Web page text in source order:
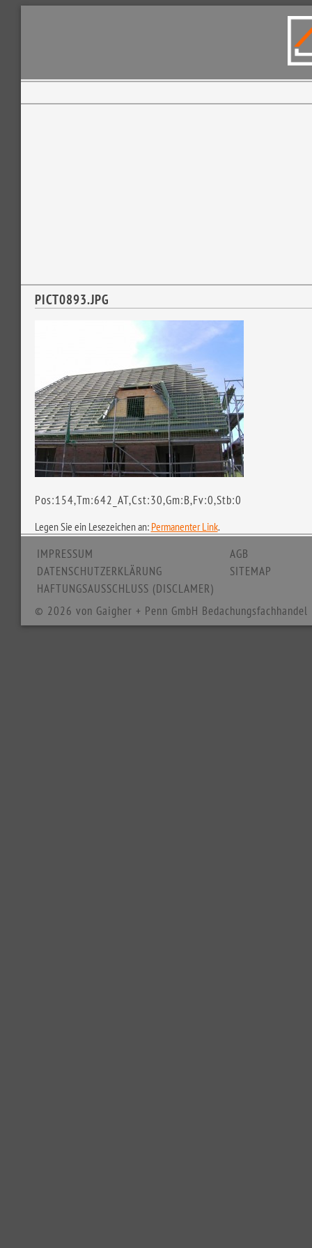
PICT0893.JPG
Pos:154,Tm:642_AT,Cst:30,Gm:B,Fv:0,Stb:0
Legen Sie ein Lesezeichen an: Permanenter Link.
IMPRESSUM
DATENSCHUTZERKLÄRUNG
HAFTUNGSAUSSCHLUSS (DISCLAMER)
AGB
SITEMAP
© 2026 von Gaigher + Penn GmbH Bedachungsfachhandel